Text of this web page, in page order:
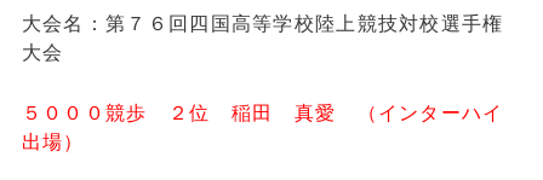
大会名：第７６回四国高等学校陸上競技対校選手権
大会
５０００競歩 ２位 稲田 真愛 （インターハイ
出場）